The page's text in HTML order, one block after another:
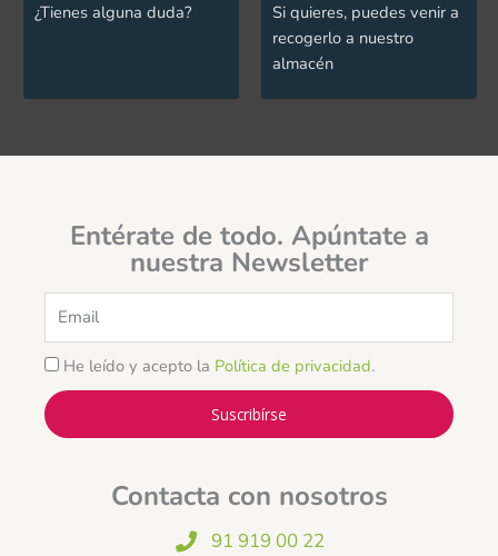
¿Tienes alguna duda?
Si quieres, puedes venir a
recogerlo a nuestro
almacén
Entérate de todo. Apúntate a
nuestra Newsletter
He leído y acepto la Política de privacidad.
Suscribírse
Contacta con nosotros
91 919 00 22